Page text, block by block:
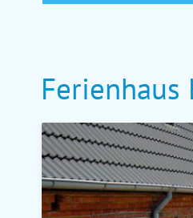
Ferienhaus